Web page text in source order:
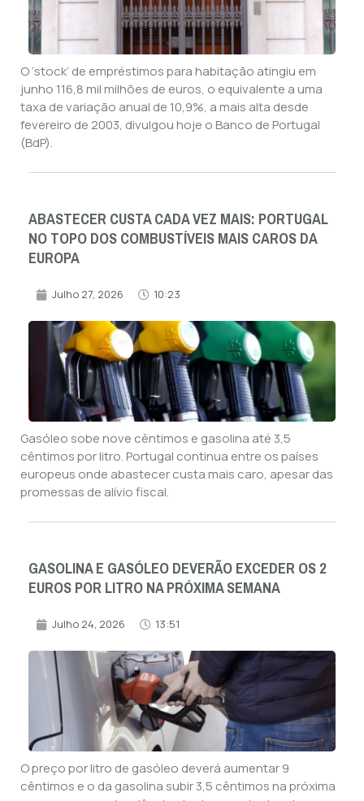
O ‘stock’ de empréstimos para habitação atingiu em
junho 116,8 mil milhões de euros, o equivalente a uma
taxa de variação anual de 10,9%, a mais alta desde
fevereiro de 2003, divulgou hoje o Banco de Portugal
(BdP).
ABASTECER CUSTA CADA VEZ MAIS: PORTUGAL
NO TOPO DOS COMBUSTÍVEIS MAIS CAROS DA
EUROPA
Julho 27, 2026 10:23
Gasóleo sobe nove cêntimos e gasolina até 3,5
cêntimos por litro. Portugal continua entre os países
europeus onde abastecer custa mais caro, apesar das
promessas de alívio fiscal.
GASOLINA E GASÓLEO DEVERÃO EXCEDER OS 2
EUROS POR LITRO NA PRÓXIMA SEMANA
Julho 24, 2026 13:51
O preço por litro de gasóleo deverá aumentar 9
cêntimos e o da gasolina subir 3,5 cêntimos na próxima